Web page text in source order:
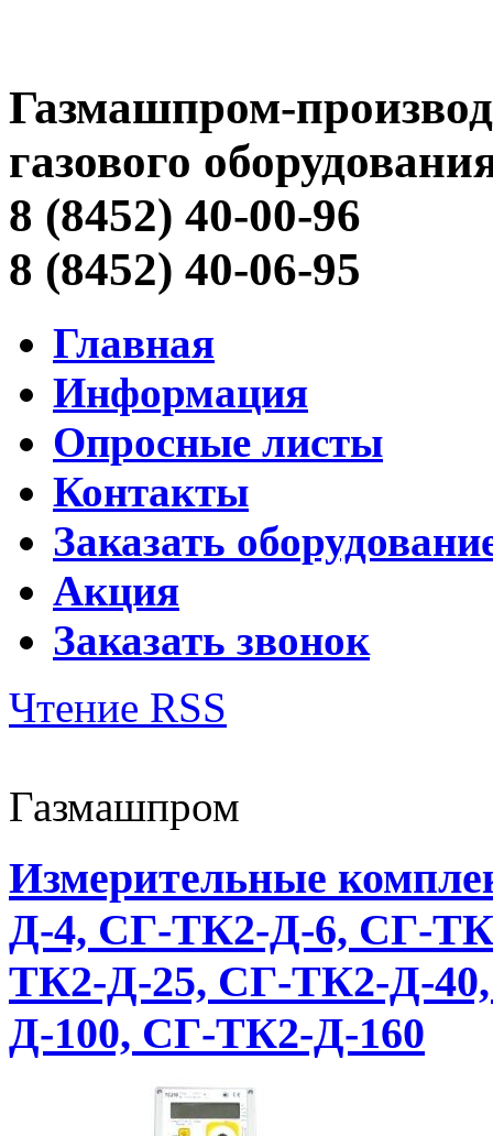
Газмашпром-
газового
8 (8452) 40-00-96
8 (8452) 40-06-95
Главная
Информация
Опросные листы
Контакты
Заказать
Акция
Заказать звонок
Чтение RSS
Газмашпром
Измерительные
Д-4, СГ-ТК2-Д-6, СГ-
ТК2-Д-25, СГ-ТК2-Д-
Д-100, СГ-ТК2-Д-160